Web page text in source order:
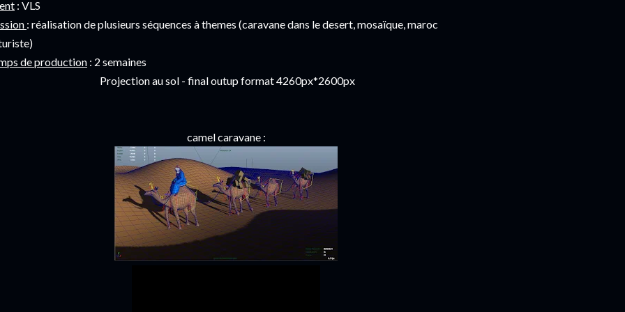
: VLS
: réalisation de plusieurs séquences à themes (caravane dans le desert, mosaïque, maroc
de production : 2 semaines
Projection au sol - final outup format 4260px*2600px
camel caravane :